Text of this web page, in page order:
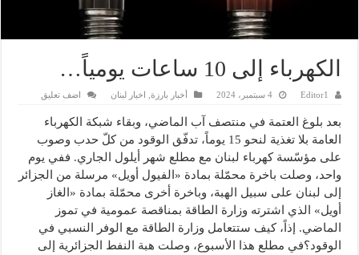
الكهرباء إلى 10 ساعات يومياً…
Editor1 4 سبتمبر، 2024 أخبار بارزة اخبار لبنان اضف تعليق
بعد بلوغ العتمة في منتصف آب الماضي، وبقاء شبكة الكهرباء
العامة بلا تغذية لنحو 15 يوماً، تدفّق الوقود من كلّ حدب وصوب
على مؤسّسة كهرباء لبنان مع مطلع شهر أيلول الجاري. ففي يوم
واحد، وصلت باخرة محمّلة بمادة «الفيول أويل» مرسلة من الجزائر
إلى لبنان على سبيل الهبة، وباخرة أخرى محمّلة بمادة «الغاز
أويل» الذي اشترته وزارة الطاقة بمناقصة عمومية في تموز
الماضي. إذاً، كيف ستتعامل وزارة الطاقة مع الوفر النسبي في
الوقود؟في مطلع هذا الأسبوع، وصلت هبة النفط الجزائرية إلى